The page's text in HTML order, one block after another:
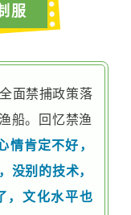
服
面禁捕政策落
船。回忆禁渔
情肯定不好，
没别的技术，
，文化水平也